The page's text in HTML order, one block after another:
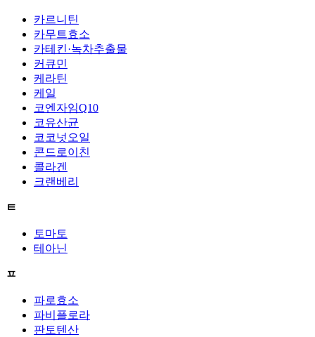
카르니틴
카무트효소
카테킨·녹차추출물
커큐민
케라틴
케일
코엔자임Q10
코유산균
코코넛오일
콘드로이친
콜라겐
크랜베리
ㅌ
토마토
테아닌
ㅍ
파로효소
파비플로라
판토텐산